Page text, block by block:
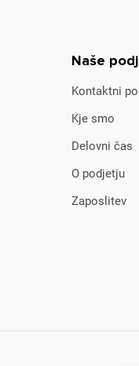
Naše
Kontaktni
Kje smo
Delovni čas
O podjetju
Zaposlitev